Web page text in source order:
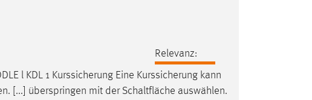
Relevanz:
l KDL 1 Kurssicherung Eine Kurssicherung kann
[...] überspringen mit der Schaltfläche auswählen.